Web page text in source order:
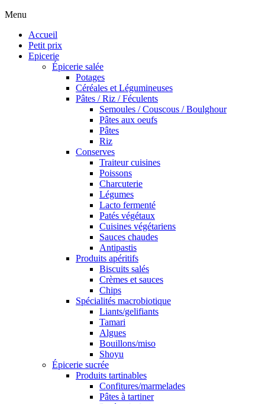
Menu
Accueil
Petit prix
Epicerie
Épicerie salée
Potages
Céréales et Légumineuses
Pâtes / Riz / Féculents
Semoules / Couscous / Boulghour
Pâtes aux oeufs
Pâtes
Riz
Conserves
Traiteur cuisines
Poissons
Charcuterie
Légumes
Lacto fermenté
Patés végétaux
Cuisines végétariens
Sauces chaudes
Antipastis
Produits apéritifs
Biscuits salés
Crèmes et sauces
Chips
Spécialités macrobiotique
Liants/gelifiants
Tamari
Algues
Bouillons/miso
Shoyu
Épicerie sucrée
Produits tartinables
Confitures/marmelades
Pâtes à tartiner